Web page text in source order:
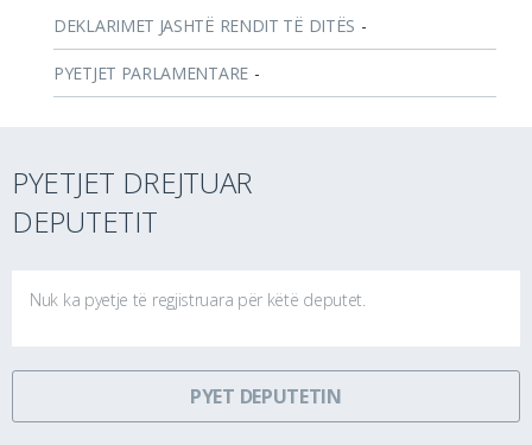
DEKLARIMET JASHTË RENDIT TË DITËS -
PYETJET PARLAMENTARE -
PYETJET DREJTUAR
DEPUTETIT
Nuk ka pyetje të regjistruara për këtë deputet.
PYET DEPUTETIN